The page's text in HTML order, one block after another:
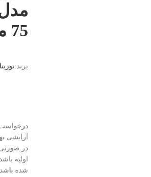
75 میلی لیتر
برند:نوریتا
آرایشی
در
اولیه
شده